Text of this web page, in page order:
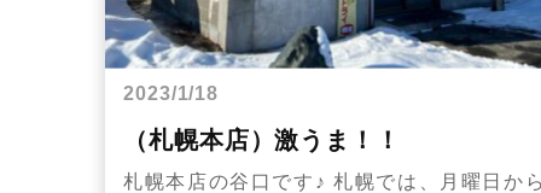
2023/1/18
（札幌本店）激うま！！
札幌本店の谷口です♪ 札幌では、月曜日か